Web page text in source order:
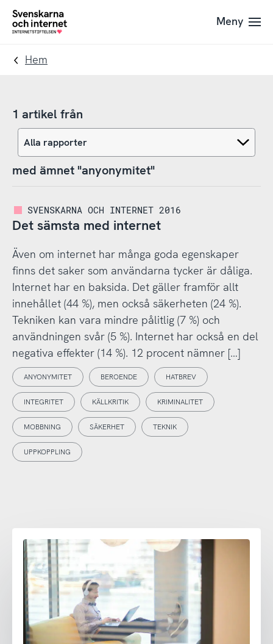
Till
navigation
Till
innehåll
To
Meny
Hem
1 artikel från
med ämnet "anyonymitet"
SVENSKARNA OCH INTERNET 2016
Det sämsta med internet
Även om internet har många goda egenskaper
finns det saker som användarna tycker är dåliga.
Internet har en baksida. Det gäller framför allt
innehållet (44 %), men också säkerheten (24 %).
Tekniken kan vara mindre pålitlig (7 %) och
användningen svår (5 %). Internet har också en del
negativa effekter (14 %). 12 procent nämner […]
ANYONYMITET BEROENDE HATBREV
INTEGRITET KÄLLKRITIK KRIMINALITET
MOBBNING SÄKERHET TEKNIK
UPPKOPPLING